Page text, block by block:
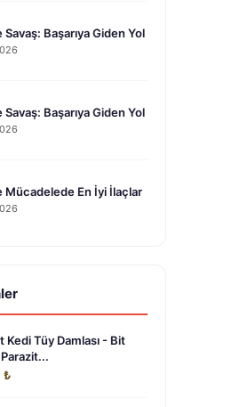
Savaş: Başarıya Giden Yol
Savaş: Başarıya Giden Yol
Mücadelede En İyi İlaçlar
Kedi Tüy Damlası - Bit
Parazit...
₺